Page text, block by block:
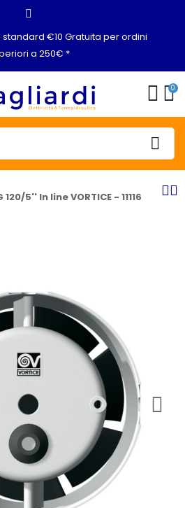
€10 Gratuita per ordini
a 250€ *
0
5'' In line VORTICE - 11116